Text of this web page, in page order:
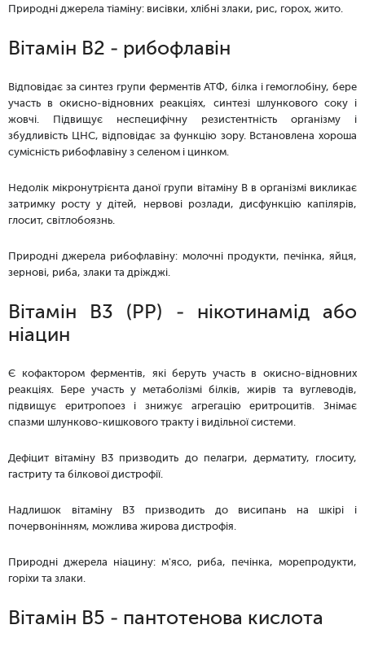
Природні джерела тіаміну: висівки, хлібні злаки, рис, горох, жито.
Вітамін B2 - рибофлавін
Відповідає за синтез групи ферментів АТФ, білка і гемоглобіну, бере
участь в окисно-відновних реакціях, синтезі шлункового соку і
жовчі. Підвищує неспецифічну резистентність організму і
збудливість ЦНС, відповідає за функцію зору. Встановлена хороша
сумісність рибофлавіну з селеном і цинком.
Недолік мікронутрієнта даної групи вітаміну В в організмі викликає
затримку росту у дітей, нервові розлади, дисфункцію капілярів,
глосит, світлобоязнь.
Природні джерела рибофлавіну: молочні продукти, печінка, яйця,
зернові, риба, злаки та дріжджі.
Вітамін B3 (РР) - нікотинамід або
ніацин
Є кофактором ферментів, які беруть участь в окисно-відновних
реакціях. Бере участь у метаболізмі білків, жирів та вуглеводів,
підвищує еритропоез і знижує агрегацію еритроцитів. Знімає
спазми шлунково-кишкового тракту і видільної системи.
Дефіцит вітаміну В3 призводить до пелагри, дерматиту, глоситу,
гастриту та білкової дистрофії.
Надлишок вітаміну В3 призводить до висипань на шкірі і
почервонінням, можлива жирова дистрофія.
Природні джерела ніацину: м'ясо, риба, печінка, морепродукти,
горіхи та злаки.
Вітамін B5 - пантотенова кислота